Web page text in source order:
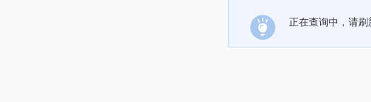
正在查询中，请刷